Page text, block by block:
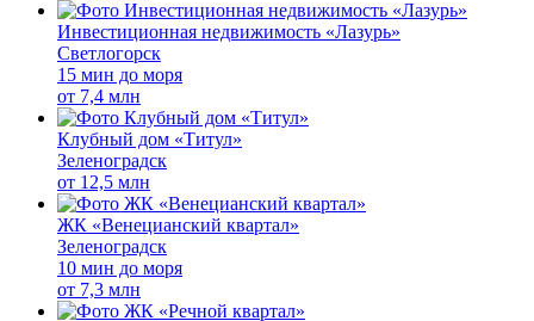
Инвестиционная недвижимость «Лазурь»
Светлогорск
15 мин до моря
от 7,4 млн
Клубный дом «Титул»
Зеленоградск
от 12,5 млн
ЖК «Венецианский квартал»
Зеленоградск
10 мин до моря
от 7,3 млн